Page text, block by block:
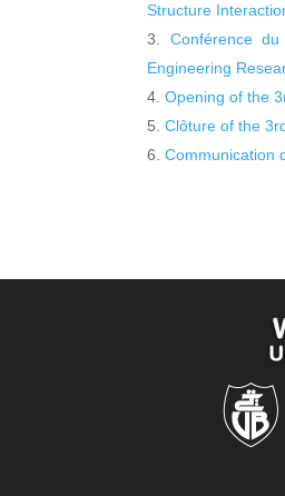
Structure
Conférence
Engineering
Opening of the
Clôture of the
Communication